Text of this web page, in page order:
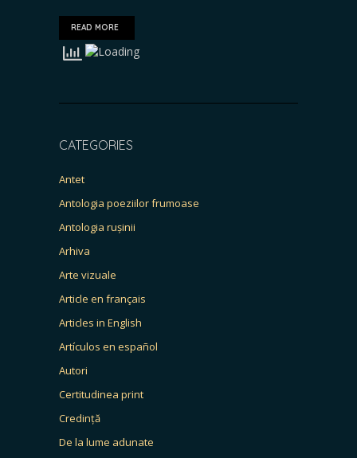
READ MORE
CATEGORIES
Antet
Antologia poeziilor frumoase
Antologia rușinii
Arhiva
Arte vizuale
Article en français
Articles in English
Artículos en español
Autori
Certitudinea print
Credință
De la lume adunate